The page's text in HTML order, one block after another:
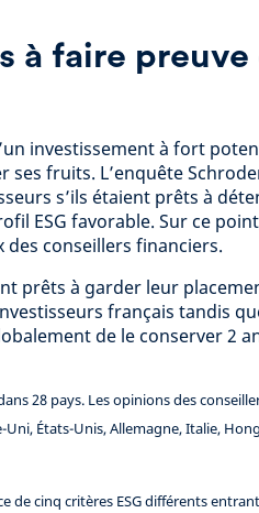
à faire preuve
investissement à fort
fruits. L’enquête
s’ils étaient prêts à
ESG favorable. Sur ce
des conseillers financiers.
prêts à garder leur
français tandis
de le conserver 2
28 pays. Les opinions des
États-Unis, Allemagne, Italie,
de cinq critères ESG différents